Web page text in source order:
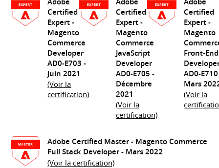
Certified
Expert -
Magento
Commerce
Developer
AD0-E703-
Juin 2021
(Voir la
certification)
Certified
Expert -
Magento
Commerce
JavaScript
Developer
AD0-E705 -
Décembre
2021
(Voir la
certification)
Certified
Expert -
Magento
Front-End
AD0-
Mars
(Voir la
Adobe Certified Master - Magento Commerce
Full Stack Developer- Mars 2022
(Voir la certification)